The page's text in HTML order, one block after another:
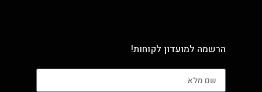
הרשמה למועדון לקוחות!